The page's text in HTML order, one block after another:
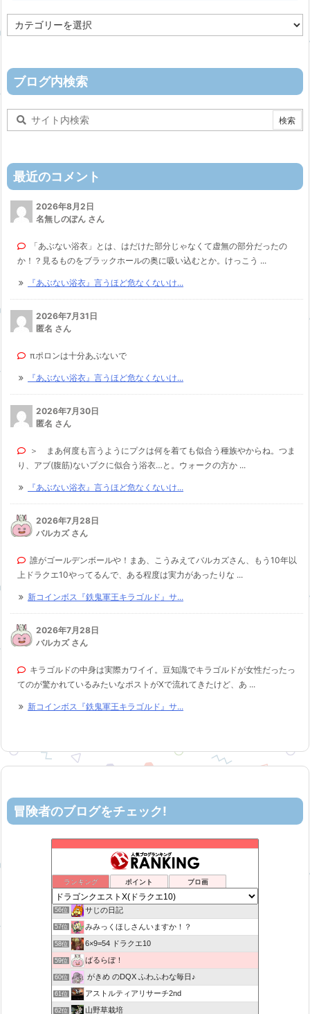
テ
ー
ブログ内検索
最近のコメント
2026年8月2日
名無しのぽん さん
「あぶない浴衣」とは、はだけた部分じゃなくて虚無の部分だったの
か！？見るものをブラックホールの奥に吸い込むとか。けっこう ...
『あぶない浴衣』言うほど危なくないけ...
2026年7月31日
匿名 さん
πポロンは十分あぶないで
『あぶない浴衣』言うほど危なくないけ...
2026年7月30日
匿名 さん
＞ まあ何度も言うようにプクは何を着ても似合う種族やからね。つま
り、アブ(腹筋)ないプクに似合う浴衣…と。ウォークの方か ...
『あぶない浴衣』言うほど危なくないけ...
2026年7月28日
バルカズ さん
誰がゴールデンボールや！まあ、こうみえてバルカズさん、もう10年以
上ドラクエ10やってるんで、ある程度は実力があったりな ...
新コインボス『鉄鬼軍王キラゴルド』サ...
2026年7月28日
バルカズ さん
キラゴルドの中身は実際カワイイ。豆知識でキラゴルドが女性だったっ
てのが驚かれているみたいなポストがXで流れてきたけど、あ ...
新コインボス『鉄鬼軍王キラゴルド』サ...
冒険者のブログをチェック!
ランキング ポイント ブロ画
ヨモゲーム ドラクエ10攻略ブログ
54位 まいっちんぐ！ねるこ先生【ドラクエ】DQ
55位 星降る夜の活動記録
56位 サじの日記
57位 みみっくほしさんいますか！？
58位 6×9=54 ドラクエ10
59位 ばるらぼ！
60位 がきめ のDQX ふわふわな毎日♪
61位 アストルティアリサーチ2nd
62位 山野草栽培